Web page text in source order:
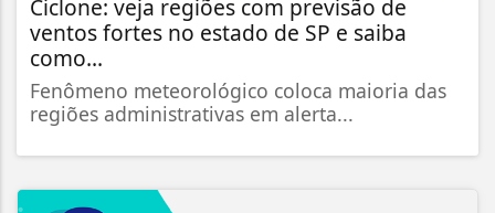
Ciclone: veja regiões com previsão de
ventos fortes no estado de SP e saiba
como...
Fenômeno meteorológico coloca maioria das
regiões administrativas em alerta...